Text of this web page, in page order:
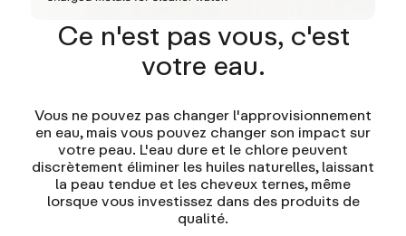
Ce n'est pas vous, c'est
votre eau.
Vous ne pouvez pas changer l'approvisionnement
en eau, mais vous pouvez changer son impact sur
votre peau. L'eau dure et le chlore peuvent
discrètement éliminer les huiles naturelles, laissant
la peau tendue et les cheveux ternes, même
lorsque vous investissez dans des produits de
qualité.